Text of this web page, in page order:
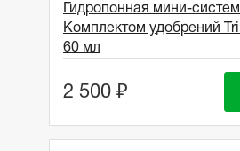
Гидропонная мини-
Комплектом удобрений
60 мл
2 500 ₽